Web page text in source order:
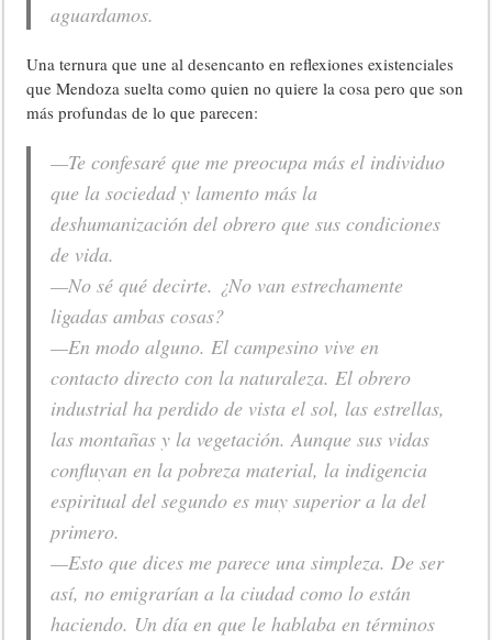
aguardamos.
Una ternura que une al desencanto en reflexiones existenciales
que Mendoza suelta como quien no quiere la cosa pero que son
más profundas de lo que parecen:
—Te confesaré que me preocupa más el individuo
que la sociedad y lamento más la
deshumanización del obrero que sus condiciones
de vida.
—No sé qué decirte. ¿No van estrechamente
ligadas ambas cosas?
—En modo alguno. El campesino vive en
contacto directo con la naturaleza. El obrero
industrial ha perdido de vista el sol, las estrellas,
las montañas y la vegetación. Aunque sus vidas
confluyan en la pobreza material, la indigencia
espiritual del segundo es muy superior a la del
primero.
—Esto que dices me parece una simpleza. De ser
así, no emigrarían a la ciudad como lo están
haciendo. Un día en que le hablaba en términos